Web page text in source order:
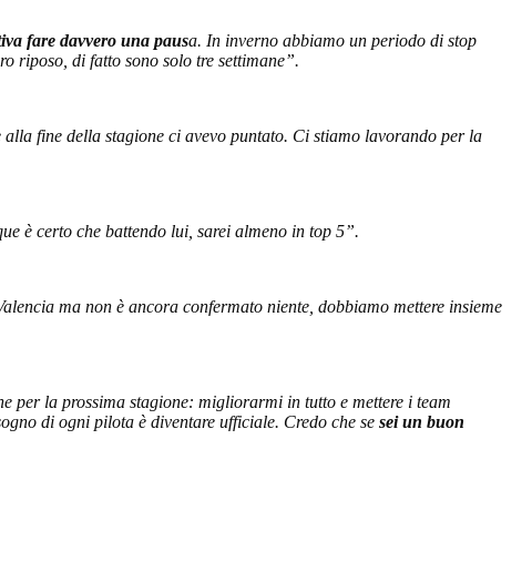
fare davvero una pausa. In inverno abbiamo un periodo di stop
riposo, di fatto sono solo tre settimane”.
fine della stagione ci avevo puntato. Ci stiamo lavorando per la
è certo che battendo lui, sarei almeno in top 5”.
ma non è ancora confermato niente, dobbiamo mettere insieme
per la prossima stagione: migliorarmi in tutto e mettere i team
di ogni pilota è diventare ufficiale. Credo che se sei un buon